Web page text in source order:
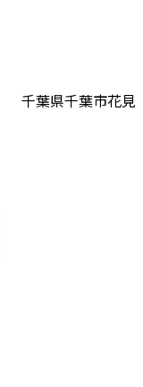
千葉県千葉市花見